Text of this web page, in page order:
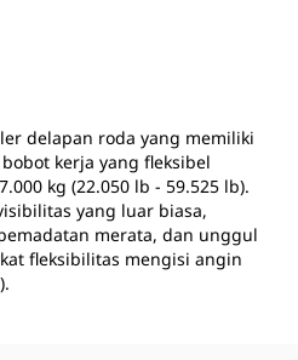
delapan roda yang memiliki
kerja yang fleksibel
kg (22.050 lb - 59.525 lb).
yang luar biasa,
merata, dan unggul
fleksibilitas mengisi angin